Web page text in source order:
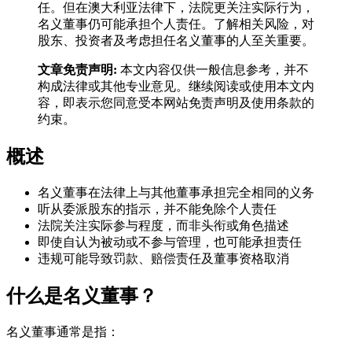
任。但在澳大利亚法律下，法院更关注实际行为，
名义董事仍可能承担个人责任。了解相关风险，对
股东、投资者及考虑担任名义董事的人至关重要。
文章免责声明: 本文内容仅供一般信息参考，并不
构成法律或其他专业意见。继续阅读或使用本文内
容，即表示您同意受本网站免责声明及使用条款的
约束。
概述
名义董事在法律上与其他董事承担完全相同的义务
听从委派股东的指示，并不能免除个人责任
法院关注实际参与程度，而非头衔或角色描述
即使自认为被动或不参与管理，也可能承担责任
违规可能导致罚款、赔偿责任及董事资格取消
什么是名义董事？
名义董事通常是指：